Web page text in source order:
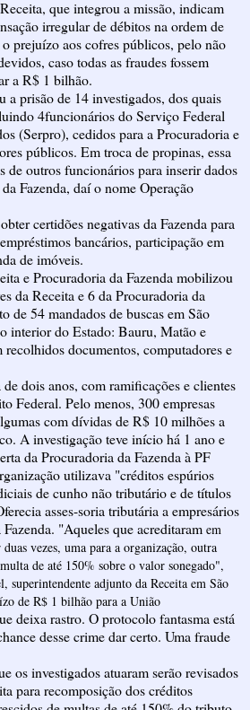
que integrou a missão, indicam
irregular de débitos na ordem de
prejuízo aos cofres públicos, pelo não
caso todas as fraudes fossem
a R$ 1 bilhão.
a prisão de 14 investigados, dos quais
4funcionários do Serviço Federal
(Serpro), cedidos para a Procuradoria e
públicos. Em troca de propinas, essa
de outros funcionários para inserir dados
Fazenda, daí o nome Operação
certidões negativas da Fazenda para
bancários, participação em
de imóveis.
e Procuradoria da Fazenda mobilizou
da Receita e 6 da Procuradoria da
de 54 mandados de buscas em São
interior do Estado: Bauru, Matão e
documentos, computadores e
dois anos, com ramificações e clientes
Federal. Pelo menos, 300 empresas
com dívidas de R$ 10 milhões a
A investigação teve início há 1 ano e
da Procuradoria da Fazenda à PF
utilizava "créditos espúrios
de cunho não tributário e de títulos
asses-soria tributária a empresários
"Aqueles que acreditaram em
vezes, uma para a organização, outra
de até 150% sobre o valor sonegado",
superintendente adjunto da Receita em São
de R$ 1 bilhão para a União
deixa rastro. O protocolo fantasma está
desse crime dar certo. Uma fraude
os investigados atuaram serão revisados
para recomposição dos créditos